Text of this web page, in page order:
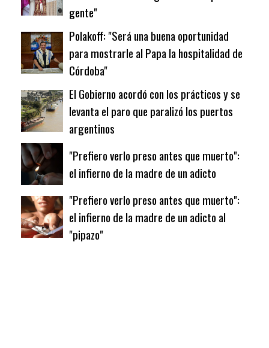
gente"
Polakoff: "Será una buena oportunidad
para mostrarle al Papa la hospitalidad de
Córdoba"
El Gobierno acordó con los prácticos y se
levanta el paro que paralizó los puertos
argentinos
"Prefiero verlo preso antes que muerto":
el infierno de la madre de un adicto
"Prefiero verlo preso antes que muerto":
el infierno de la madre de un adicto al
"pipazo"